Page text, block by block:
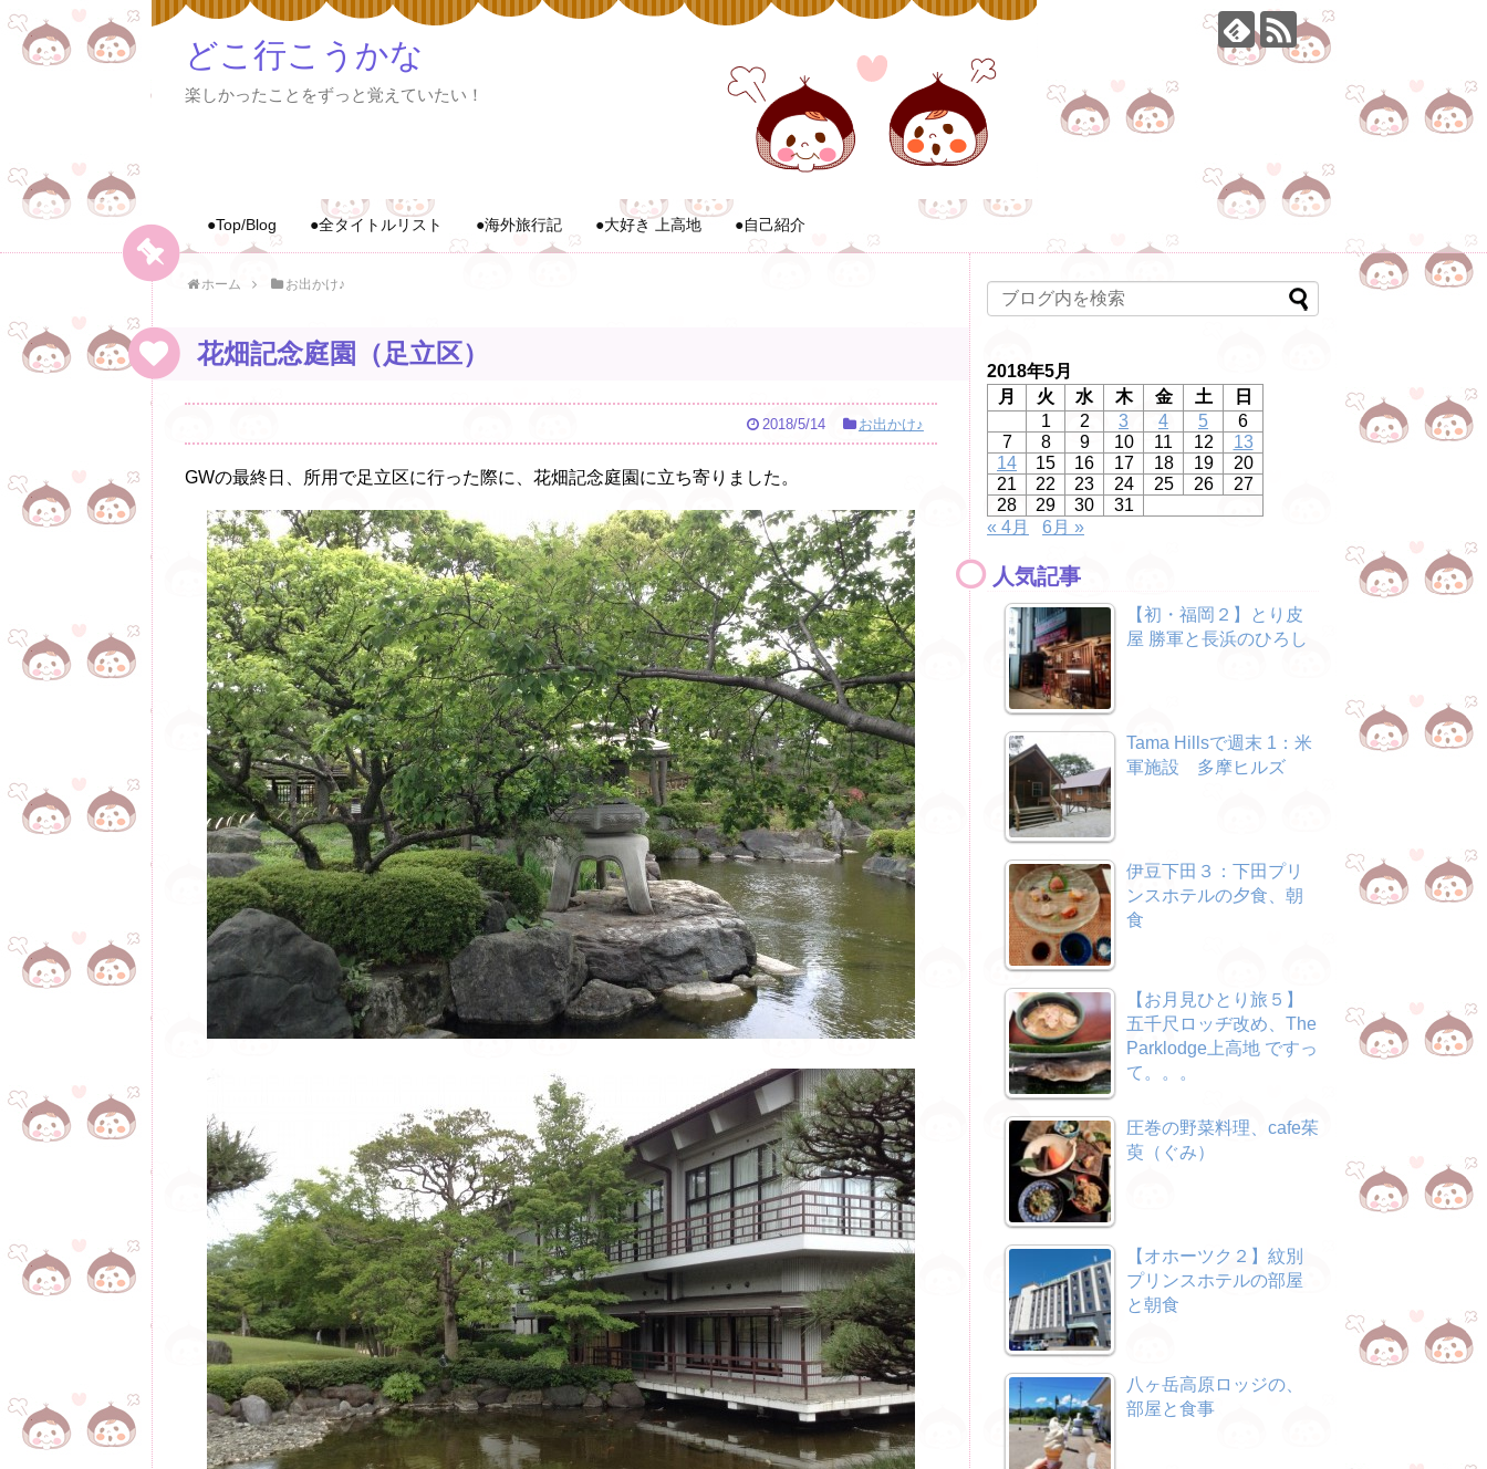
どこ行こうかな
楽しかったことをずっと覚えていたい！
●Top/Blog ●全タイトルリスト ●海外旅行記 ●大好き 上高地 ●自己紹介
ホーム お出かけ♪
花畑記念庭園（足立区）
2018/5/14 お出かけ♪
GWの最終日、所用で足立区に行った際に、花畑記念庭園に立ち寄りました。
2018年5月
月
火 水 木 金 土
日
1
2 3 4 5
6
7
8 9 10 11 12
13
14
15 16 17 18 19
20
21
22 23 24 25 26
27
28
29 30
31
« 4月
6月 »
人気記事
【初・福岡２】とり皮
屋 勝軍と長浜のひろし
Tama Hillsで週末 1：米
軍施設 多摩ヒルズ
伊豆下田３：下田プリ
ンスホテルの夕食、朝
食
【お月見ひとり旅５】
五千尺ロッヂ改め、The
Parklodge上高地 ですっ
て。。。
圧巻の野菜料理、cafe茱
萸（ぐみ）
【オホーツク２】紋別
プリンスホテルの部屋
と朝食
八ヶ岳高原ロッジの、
部屋と食事